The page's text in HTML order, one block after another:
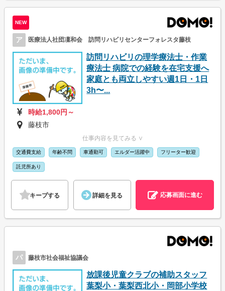
NEW
ア 医療法人社団凜和会 訪問リハビリセンターフォレスタ藤枝
訪問リハビリの理学療法士・作業
療法士 病院での経験を在宅支援へ
家庭とも両立しやすい週1日・1日
3h〜...
時給1,800円～
藤枝市
仕事内容を見てみる ∨
交通費支給 年齢不問 車通勤可 エルダー活躍中 フリーター歓迎
託児所あり
キープする 詳細を見る 応募画面に進む
パ 藤枝市社会福祉協議会
放課後児童クラブの補助スタッフ
葉梨小・葉梨西北小・岡部小学校